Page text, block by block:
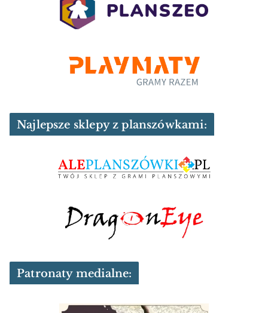
Najlepsze sklepy z planszówkami:
Patronaty medialne: